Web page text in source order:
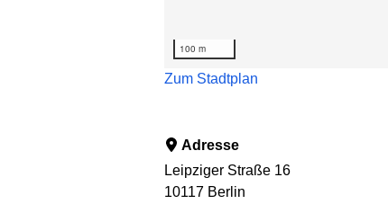
100 m
Zum Stadtplan
Adresse
Leipziger Straße 16
10117 Berlin